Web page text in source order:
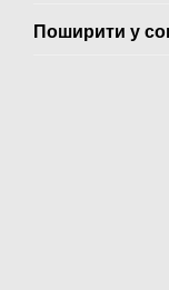
Поширити у